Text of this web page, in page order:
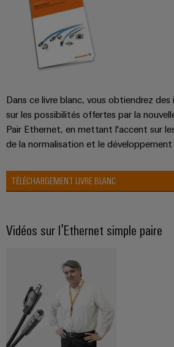
Dans ce livre blanc, vous obtiendrez
sur les possibilités offertes par la
Pair Ethernet, en mettant l'accent sur
de la normalisation et le développement
TÉLÉCHARGEMENT LIVRE BLANC
Vidéos sur l’Ethernet simple paire